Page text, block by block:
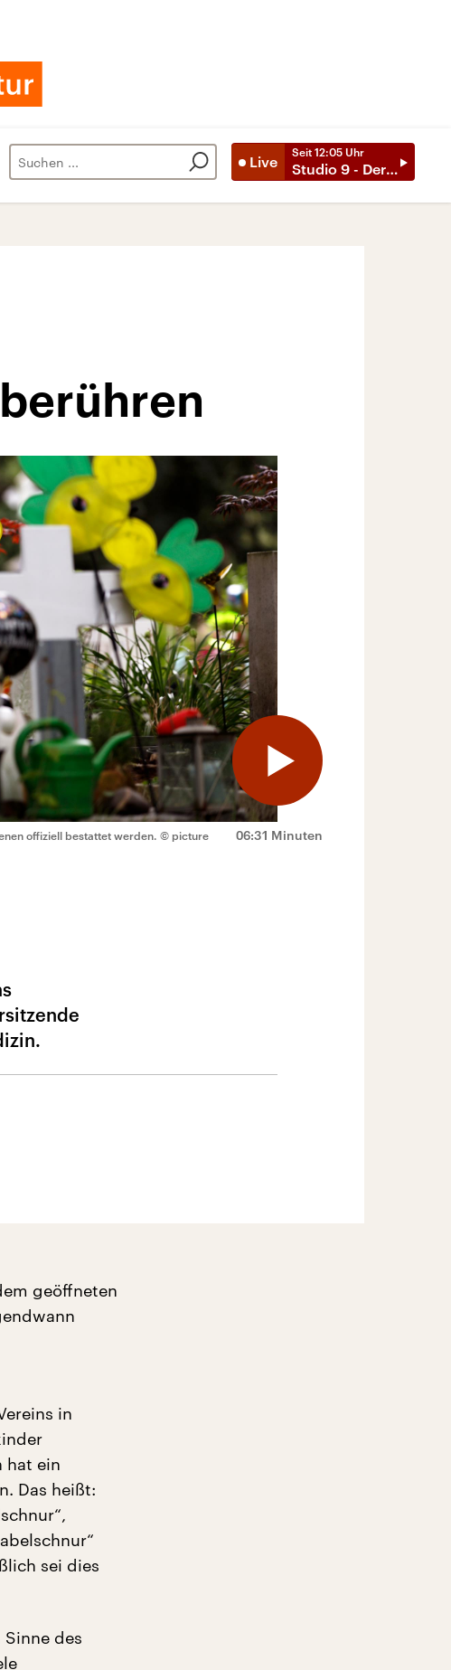
Live
Seit 12:05 Uhr
Studio 9 - Der Tag mit
06:31 Minuten
offiziell bestattet werden. © picture
geöffneten
in
hat ein
Das heißt:
sei dies
des